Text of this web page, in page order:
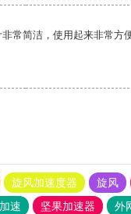
常简洁，使用起来非常方
旋风加速度器 旋风
速 坚果加速器
外